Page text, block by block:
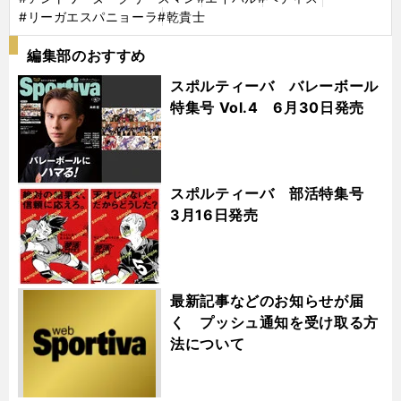
#リーガエスパニョーラ#乾貴士
編集部のおすすめ
スポルティーバ バレーボール
特集号 Vol.4 6月30日発売
スポルティーバ 部活特集号
3月16日発売
最新記事などのお知らせが届
く プッシュ通知を受け取る方
法について